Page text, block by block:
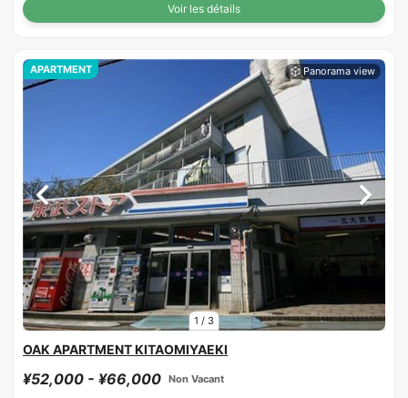
Voir les détails
1 / 3
APARTMENT
OAK APARTMENT KITAOMIYAEKI
¥52,000 - ¥66,000 Non Vacant